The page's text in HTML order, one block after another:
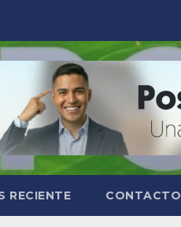
RECIENTE CONTACTO